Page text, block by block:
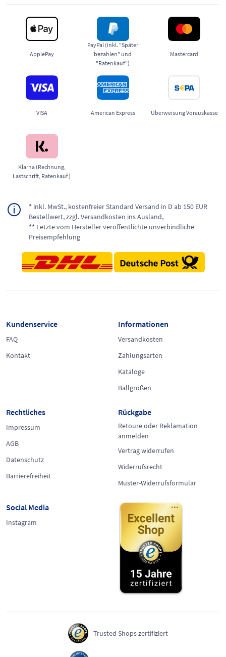
ApplePay
PayPal (inkl. "Später
bezahlen" und
"Ratenkauf")
Mastercard
VISA American Express Überweisung Vorauskasse
Klarna (Rechnung,
Lastschrift, Ratenkauf)
* inkl. MwSt., kostenfreier Standard Versand in D ab 150 EUR
Bestellwert, zzgl. Versandkosten ins Ausland,
** Letzte vom Hersteller veröffentlichte unverbindliche
Preisempfehlung
Kundenservice
FAQ
Kontakt
Informationen
Versandkosten
Zahlungsarten
Kataloge
Ballgrößen
Rechtliches
Impressum
AGB
Datenschutz
Barrierefreiheit
Rückgabe
Retoure oder Reklamation
anmelden
Vertrag widerrufen
Widerrufsrecht
Muster-Widerrufsformular
Social Media
Instagram
Trusted Shops zertifiziert